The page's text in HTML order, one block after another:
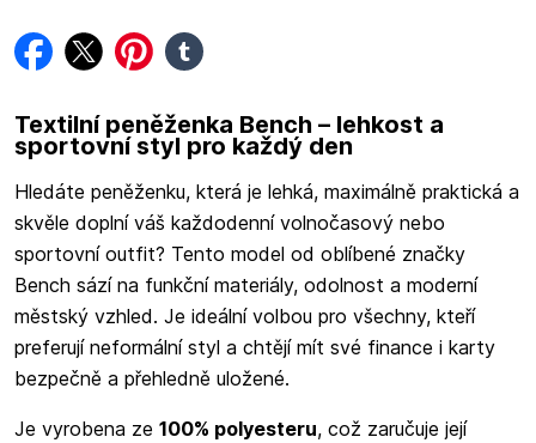
facebook
twitterpinterest
tumblr
Textilní peněženka Bench – lehkost a
sportovní styl pro každý den
Hledáte peněženku, která je lehká, maximálně praktická a
skvěle doplní váš každodenní volnočasový nebo
sportovní outfit? Tento model od oblíbené značky
Bench sází na funkční materiály, odolnost a moderní
městský vzhled. Je ideální volbou pro všechny, kteří
preferují neformální styl a chtějí mít své finance i karty
bezpečně a přehledně uložené.
Je vyrobena ze 100% polyesteru, což zaručuje její